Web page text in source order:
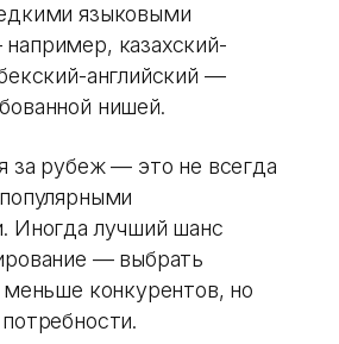
языковыми
казахский-
английский —
нишей.
за рубеж — это не всегда
Иногда лучший шанс
— выбрать
меньше конкурентов, но